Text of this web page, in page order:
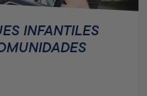
INFANTILES